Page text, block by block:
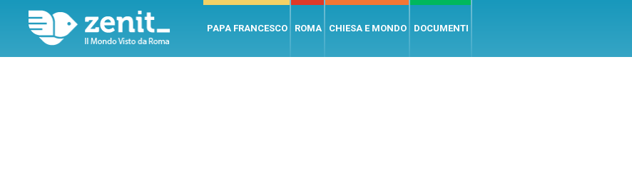
PAPA FRANCESCO ROMA CHIESA E MONDO DOCUMENTI